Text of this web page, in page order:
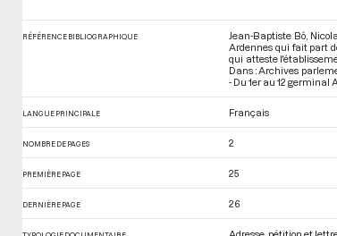
RÉFÉRENCE BIBLIOGRAPHIQUE
Jean-Baptiste Bô,
Ardennes qui fait part
qui atteste
Dans : Archives
- Du 1er au 12 germinal
LANGUE PRINCIPALE Français
NOMBRE DE PAGES 2
PREMIÈRE PAGE 25
DERNIÈRE PAGE 26
TYPOLOGIE DOCUMENTAIRE Adresse, pétition et